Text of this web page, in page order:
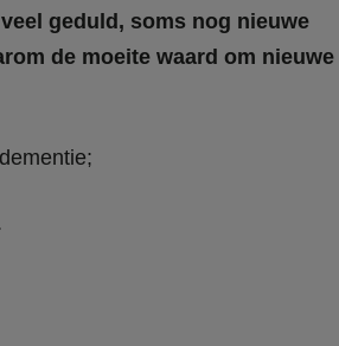
geduld, soms nog nieuwe
de moeite waard om nieuwe